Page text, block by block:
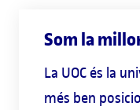
Som la
La UOC és la
més ben